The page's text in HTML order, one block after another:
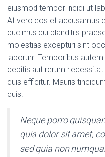
eiusmod tempor incidi ut
At vero eos et accusamus
ducimus qui blanditiis
molestias excepturi sint
laborum.Temporibus
debitis aut rerum
quis efficitur. Mauris
quis.
Neque porro
quia dolor sit amet,
sed quia non